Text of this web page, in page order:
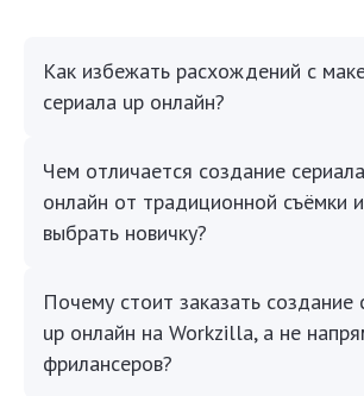
Как избежать расхождений с
сериала up онлайн?
Чем отличается создание
онлайн от традиционной съёмки
выбрать новичку?
Почему стоит заказать создание
up онлайн на Workzilla, а не
фрилансеров?